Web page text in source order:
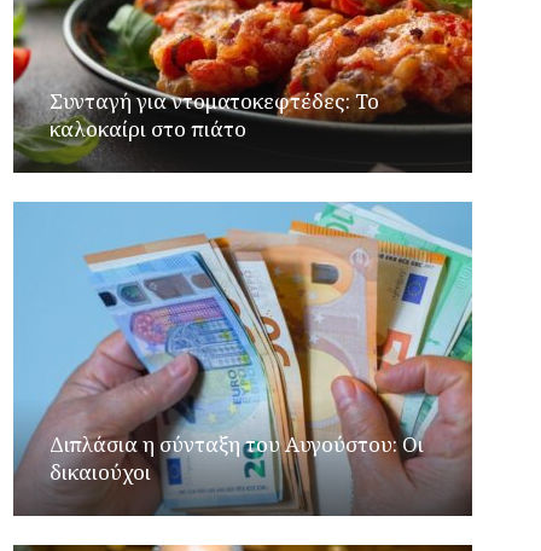
Συνταγή για ντοματοκεφτέδες: Το
καλοκαίρι στο πιάτο
Διπλάσια η σύνταξη του Αυγούστου: Οι
δικαιούχοι